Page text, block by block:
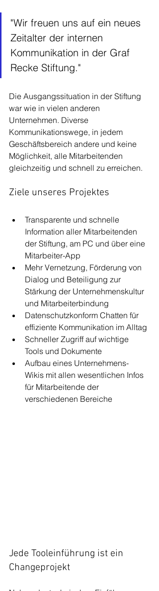
"Wir freuen uns auf ein neues
Zeitalter der internen
Kommunikation in der Graf
Recke Stiftung."
Die Ausgangssituation in der Stiftung
war wie in vielen anderen
Unternehmen. Diverse
Kommunikationswege, in jedem
Geschäftsbereich andere und keine
Möglichkeit, alle Mitarbeitenden
gleichzeitig und schnell zu erreichen.
Ziele unseres Projektes
Transparente und schnelle
Information aller Mitarbeitenden
der Stiftung, am PC und über eine
Mitarbeiter-App
Mehr Vernetzung, Förderung von
Dialog und Beteiligung zur
Stärkung der Unternehmenskultur
und Mitarbeiterbindung
Datenschutzkonform Chatten für
effiziente Kommunikation im Alltag
Schneller Zugriff auf wichtige
Tools und Dokumente
Aufbau eines Unternehmens-
Wikis mit allen wesentlichen Infos
für Mitarbeitende der
verschiedenen Bereiche
Jede Tooleinführung ist ein
Changeprojekt